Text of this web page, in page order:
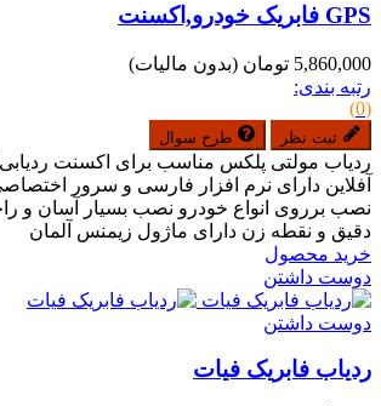
GPS فابریک خودرو,اکسنت
5,860,000 تومان
(بدون مالیات)
رتبه بندی:
(0)
ثبت نظر طرح سوال
ردیاب مولتی پلکس مناسب برای اکسنت ردیابی
آفلاین دارای نرم افزار فارسی و سرور
نصب برروی انواع خودرو نصب بسیار آسان و
دقیق و نقطه زن دارای ماژول زیمنس آلمان
خرید محصول
دوست داشتن
دوست داشتن
ردیاب فابریک فیات